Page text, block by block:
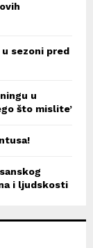
sezoni pred
u
što mislite’
i ljudskosti